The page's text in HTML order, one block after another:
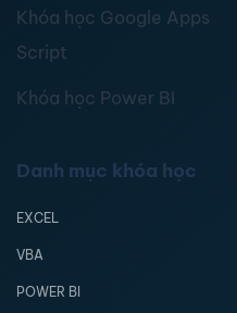
Khóa học Google Apps
Script
Khóa học Power BI
Danh mục khóa học
EXCEL
VBA
POWER BI